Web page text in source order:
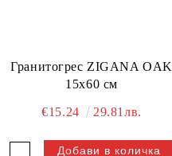
Гранитогрес ZIGANA OAK
15x60 см
€15.24 29.81лв.